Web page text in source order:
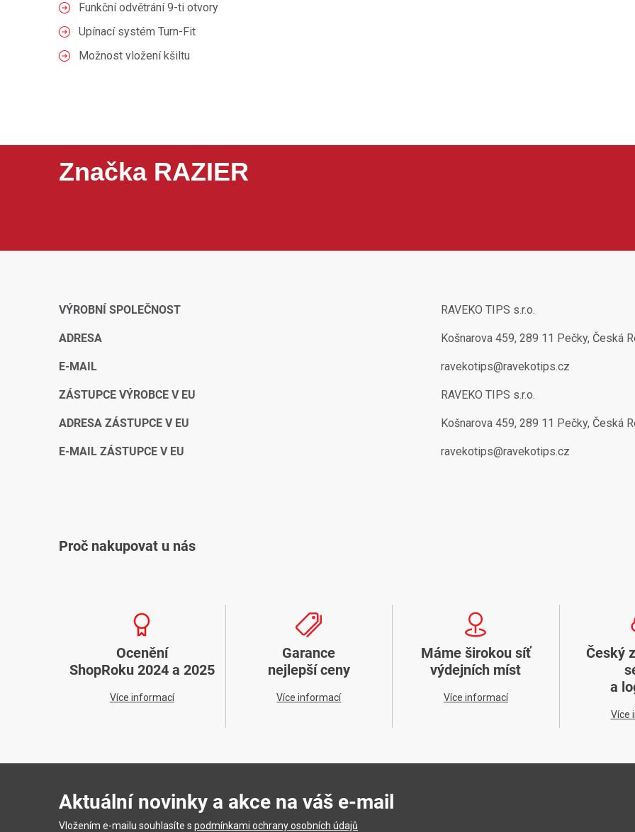
Funkční odvětrání 9-ti otvory
Upínací systém Turn-Fit
Možnost vložení kšiltu
Značka RAZIER
VÝROBNÍ SPOLEČNOST RAVEKO TIPS s.r.o.
ADRESA Košnarova 459, 289 11 Pečky, Česká
E-MAIL ravekotips@ravekotips.cz
ZÁSTUPCE VÝROBCE V EU RAVEKO TIPS s.r.o.
ADRESA ZÁSTUPCE V EU Košnarova 459, 289 11 Pečky, Česká
E-MAIL ZÁSTUPCE V EU ravekotips@ravekotips.cz
Proč nakupovat u nás
Ocenění
ShopRoku 2024 a 2025
Více informací
Garance
nejlepší ceny
Více informací
Máme širokou síť
výdejních míst
Více informací
Český
a
Více
Aktuální novinky a akce na váš e-mail
Vložením e-mailu souhlasíte s podmínkami ochrany osobních údajů